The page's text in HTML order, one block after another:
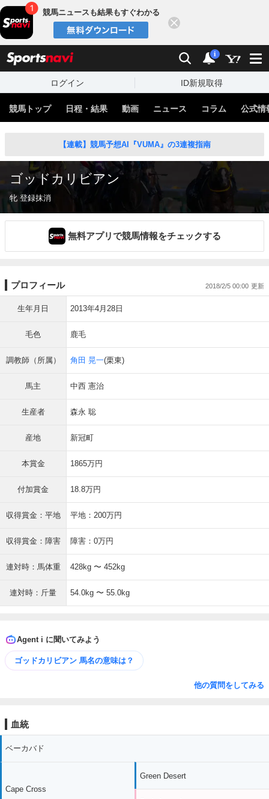
競馬ニュースも結果もすぐわかる
検索 通知
i
ログイン ID新規取得
競馬トップ 日程・結果 動画 ニュース コラム 公式情
【連載】競馬予想AI『VUMA』の3連複指南
ゴッドカリビアン
牝 登録抹消
無料アプリで競馬情報をチェックする
プロフィール 2018/2/5 00:00
生年月日 2013年4月28日
毛色 鹿毛
調教師（所属） 角田 晃一(栗東)
馬主 中西 憲治
生産者 森永 聡
産地 新冠町
本賞金 1865万円
付加賞金 18.8万円
収得賞金：平地 平地：200万円
収得賞金：障害 障害：0万円
連対時：馬体重 428kg 〜 452kg
連対時：斤量 54.0kg 〜 55.0kg
Agent i に聞いてみよう
ゴッドカリビアン 馬名の意味は？
他の質問をしてみる
血統
ベーカバド
Cape Cross
Green Desert